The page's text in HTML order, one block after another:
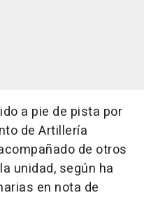
a pie de pista por
de Artillería
de otros
unidad, según ha
en nota de